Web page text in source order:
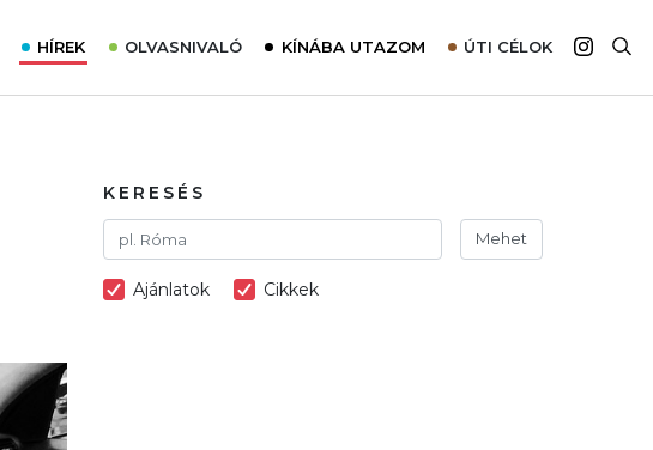
HÍREK OLVASNIVALÓ
Interjú
Élménybeszámolók
KÍNÁBA UTAZOM ÚTI CÉLOK
Ausztrália
KERESÉS
Mehet
Ajánlatok Cikkek